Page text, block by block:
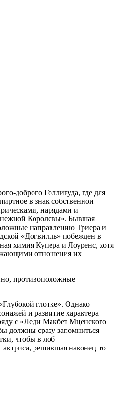
доброго Голливуда, где для
в знак собственной
нарядами и
Королевы». Бывшая
направлению Триера и
«Догвилль» побежден в
химия Купера и Лоуренс, хотя
отношения их
противоположные
глотке». Однако
и развитие характера
с «Леди Макбет Мценского
должны сразу запомниться
чтобы в лоб
актриса, решившая наконец-то